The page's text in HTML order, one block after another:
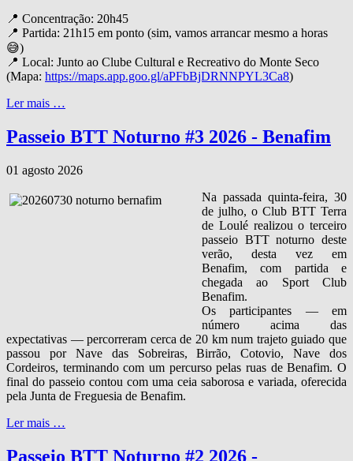
📍 Concentração: 20h45
📍 Partida: 21h15 em ponto (sim, vamos arrancar mesmo a horas
😅)
📍 Local: Junto ao Clube Cultural e Recreativo do Monte Seco
(Mapa: https://maps.app.goo.gl/aPFbBjDRNNPYL3Ca8)
Ler mais …
Passeio BTT Noturno #3 2026 - Benafim
01 agosto 2026
Na passada quinta‑feira, 30
de julho, o Club BTT Terra
de Loulé realizou o terceiro
passeio BTT noturno deste
verão, desta vez em
Benafim, com partida e
chegada ao Sport Club
Benafim.
Os participantes — em
número acima das
expectativas — percorreram cerca de 20 km num trajeto guiado que
passou por Nave das Sobreiras, Birrão, Cotovio, Nave dos
Cordeiros, terminando com um percurso pelas ruas de Benafim. O
final do passeio contou com uma ceia saborosa e variada, oferecida
pela Junta de Freguesia de Benafim.
Ler mais …
Passeio BTT Noturno #2 2026 -